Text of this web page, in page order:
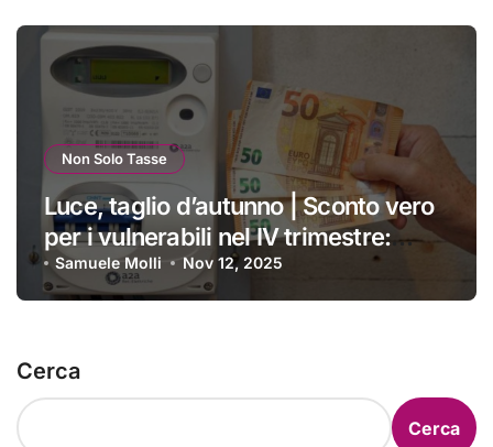
Non Solo Tasse
Luce, taglio d’autunno | Sconto vero
per i vulnerabili nel IV trimestre:
ecco a chi si applica e come
ottenerlo
Samuele Molli Nov 12, 2025
Cerca
Cerca